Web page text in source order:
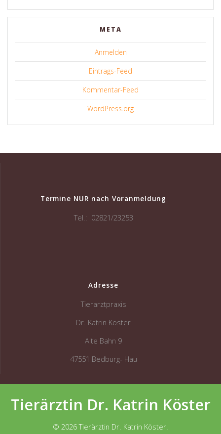
META
Anmelden
Eintrags-Feed
Kommentar-Feed
WordPress.org
Termine NUR nach Voranmeldung
Tel.: 02821/23253
Adresse
Tierarztpraxis
Dr. Katrin Köster
Alte Bahn 9
47551 Bedburg- Hau
Tierärztin Dr. Katrin Köster
© 2026 Tierärztin Dr. Katrin Köster.